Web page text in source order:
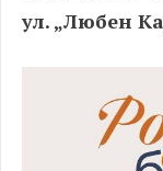
ул. „Любен